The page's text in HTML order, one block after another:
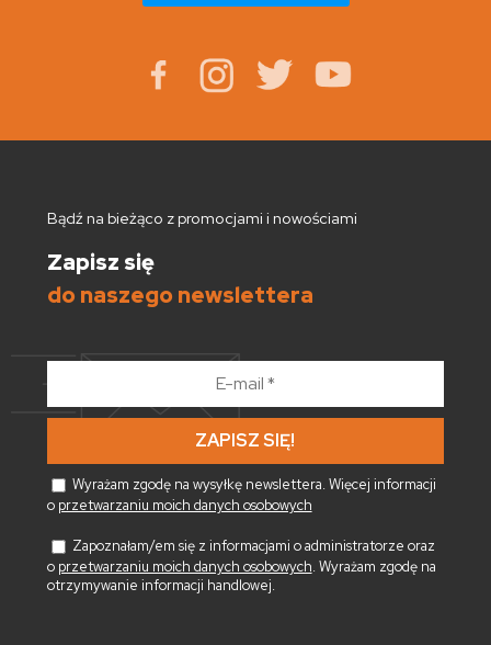
Bądź na bieżąco z promocjami i nowościami
Zapisz się
do naszego newslettera
*
Wyrażam zgodę na wysyłkę newslettera. Więcej informacji
o przetwarzaniu moich danych osobowych
Zapoznałam/em się z informacjami o administratorze oraz
o przetwarzaniu moich danych osobowych. Wyrażam zgodę na
otrzymywanie informacji handlowej.